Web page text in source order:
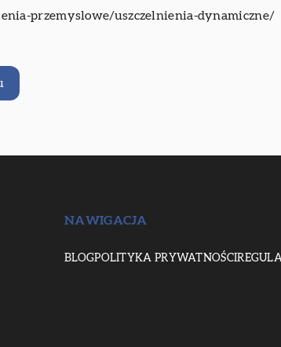
przemyslowe/uszczelnienia-dynamiczne/
NAWIGACJA
BLOGPOLITYKA PRYWATNOŚCI